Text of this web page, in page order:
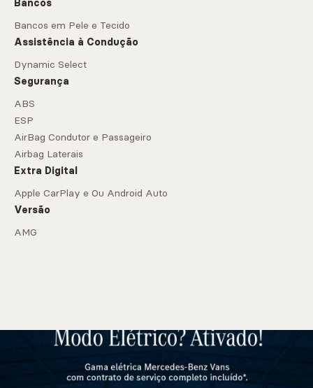
Bancos
Bancos em Pele e Tecido
Assistência à Condução
Dynamic Select
Segurança
ABS
ESP
AirBag Condutor e Passageiro
Airbag Laterais
Extra Digital
Apple CarPlay e Ou Android Auto
Versão
AMG